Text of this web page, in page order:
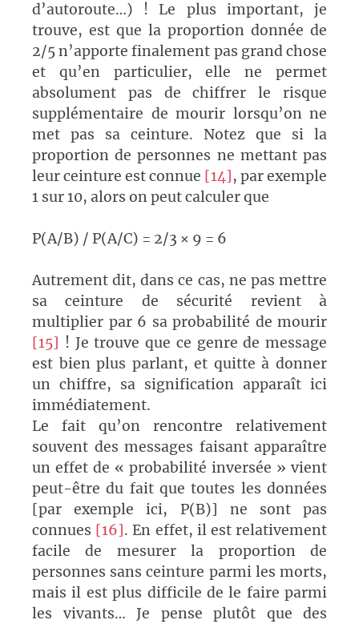
d’autoroute…) ! Le plus important, je
trouve, est que la proportion donnée de
2/5 n’apporte finalement pas grand chose
et qu’en particulier, elle ne permet
absolument pas de chiffrer le risque
supplémentaire de mourir lorsqu’on ne
met pas sa ceinture. Notez que si la
proportion de personnes ne mettant pas
leur ceinture est connue [14], par exemple
1 sur 10, alors on peut calculer que
P(A/B) / P(A/C) = 2/3 × 9 = 6
Autrement dit, dans ce cas, ne pas mettre
sa ceinture de sécurité revient à
multiplier par 6 sa probabilité de mourir
[15] ! Je trouve que ce genre de message
est bien plus parlant, et quitte à donner
un chiffre, sa signification apparaît ici
immédiatement.
Le fait qu’on rencontre relativement
souvent des messages faisant apparaître
un effet de « probabilité inversée » vient
peut-être du fait que toutes les données
[par exemple ici, P(B)] ne sont pas
connues [16]. En effet, il est relativement
facile de mesurer la proportion de
personnes sans ceinture parmi les morts,
mais il est plus difficile de le faire parmi
les vivants… Je pense plutôt que des